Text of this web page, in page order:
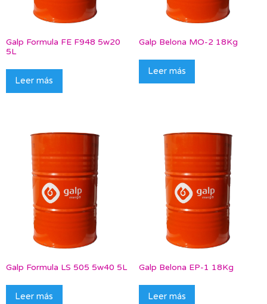
Galp Formula FE F948 5w20
5L
Leer más
Galp Belona MO-2 18Kg
Leer más
Galp Formula LS 505 5w40 5L
Leer más
Galp Belona EP-1 18Kg
Leer más